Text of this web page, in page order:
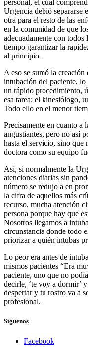
personal, el cual
Urgencia debió separarse
otra para el resto de las
en la comunidad de que
adecuadamente con
tiempo garantizar la
al principio.
A eso se sumó la creación
intubación del paciente,
un rápido procedimiento,
esa tarea: el kinesiólogo,
Todo ello en el menor
Precisamente en cuanto a
angustiantes, pero no así
hasta el servicio, sino que
doctora como su equipo
Así, si normalmente la
atenciones diarias sin
número se redujo a en
la cifra de aquellos más
recurso, mucha atención
persona porque hay que
Nosotros llegamos a
circunstancia donde todo
priorizar a quién intubas
Lo peor era antes de
mismos pacientes “Era
paciente, uno que no
decirle, ‘te voy a dormir’
despertar y tu rostro va a
profesional.
Síguenos
Facebook